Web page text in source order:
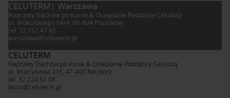
CELUTERM
Naprawy Dachów po Kunie & Ocieplanie Poddaszy Celulozą
ul. Wiatrakowa 31E, 47-400 Racibórz
tel. 32 224 92 08
biuro@celuterm.pl
CELUTERM
Naprawy Dachów po Kunie & Ocieplanie Poddaszy Celulozą
| Warszawa
ul. Wokulskiego 1A/4, 05-804 Pruszków
tel. 22 152 47 82
warszawa@celuterm.pl